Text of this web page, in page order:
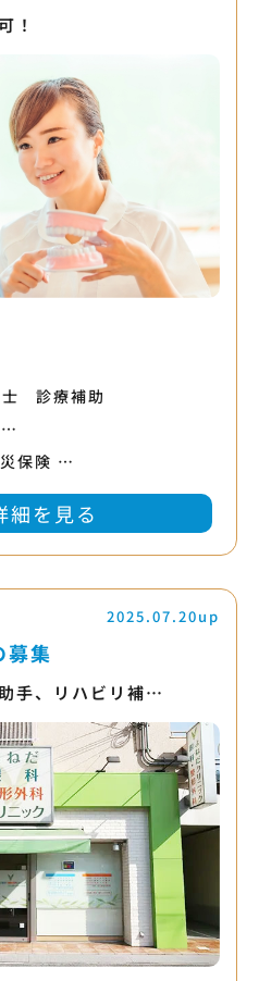
！
診療補助
…
保険 …
細を見る
2025.07.20up
募集
手、リハビリ補…